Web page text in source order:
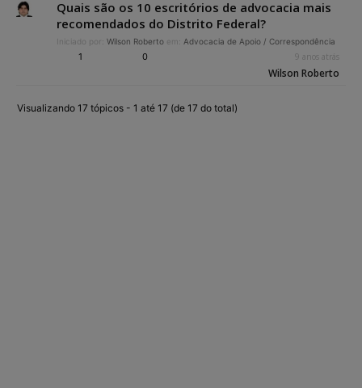
Quais são os 10 escritórios de advocacia mais
recomendados do Distrito Federal?
Iniciado por: Wilson Roberto em: Advocacia de Apoio / Correspondência
1 0 9 anos atrás
Wilson Roberto
Visualizando 17 tópicos - 1 até 17 (de 17 do total)